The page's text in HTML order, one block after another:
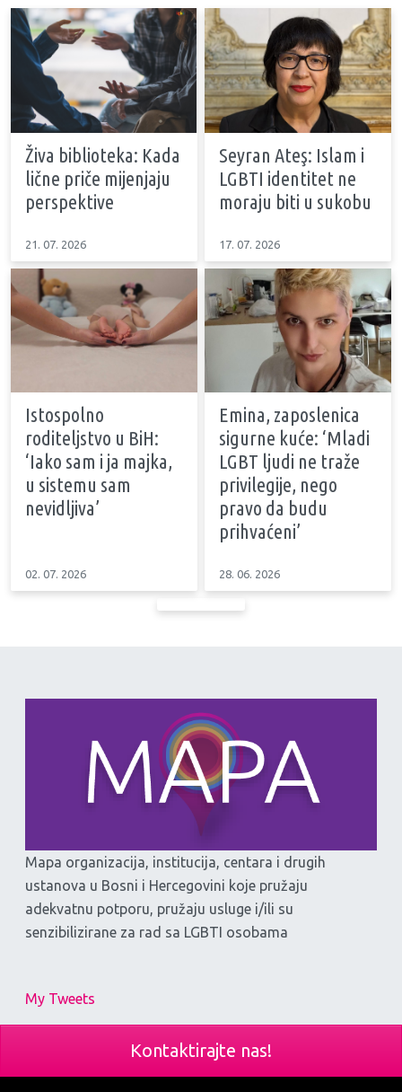
Živa biblioteka: Kada
lične priče mijenjaju
perspektive
21. 07. 2026
Seyran Ateş: Islam i
LGBTI identitet ne
moraju biti u sukobu
17. 07. 2026
Istospolno
roditeljstvo u BiH:
‘Iako sam i ja majka,
u sistemu sam
nevidljiva’
02. 07. 2026
Emina, zaposlenica
sigurne kuće: ‘Mladi
LGBT ljudi ne traže
privilegije, nego
pravo da budu
prihvaćeni’
28. 06. 2026
Mapa organizacija, institucija, centara i drugih
ustanova u Bosni i Hercegovini koje pružaju
adekvatnu potporu, pružaju usluge i/ili su
senzibilizirane za rad sa LGBTI osobama
My Tweets
Kontaktirajte nas!